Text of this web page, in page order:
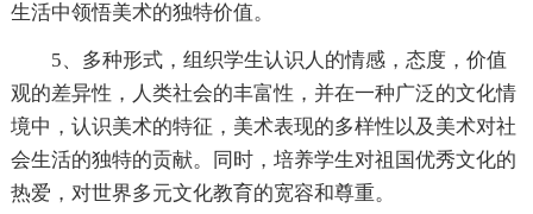
生活中领悟美术的独特价值。
5、多种形式，组织学生认识人的情感，态度，价值
观的差异性，人类社会的丰富性，并在一种广泛的文化情
境中，认识美术的特征，美术表现的多样性以及美术对社
会生活的独特的贡献。同时，培养学生对祖国优秀文化的
热爱，对世界多元文化教育的宽容和尊重。